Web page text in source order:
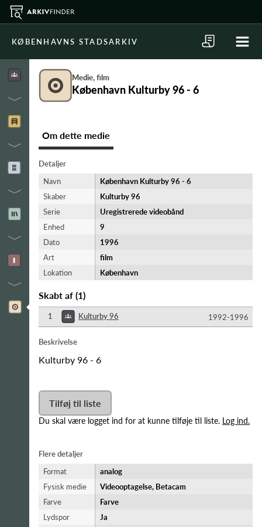
KØBENHAVNS STADSARKIV
Medie, film
København Kulturby 96 - 6
Om dette medie
Detaljer
Navn
København Kulturby 96 - 6
Skaber
Kulturby 96
Serie
Uregistrerede videobånd
Enhed
9
Dato
1996
Art
film
Lokation
København
Skabt af (1)
1 Kulturby 96 1992-​1996
Beskrivelse
Kulturby 96 - 6
Tilføj til liste
Du skal være logget ind for at kunne tilføje til liste. Log ind.
Flere detaljer
Format
analog
Fysisk medie
Videooptagelse, Betacam
Farve
Farve
Lydspor
Ja